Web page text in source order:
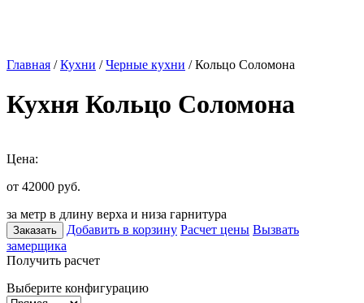
Главная /Кухни /Черные кухни / Кольцо Соломона
Кухня Кольцо Соломона
Цена:
от 42000 руб.
за метр в длину верха и низа гарнитура
Заказать Добавить в корзину Расчет цены Вызвать
замерщика
Получить расчет
Выберите конфигурацию